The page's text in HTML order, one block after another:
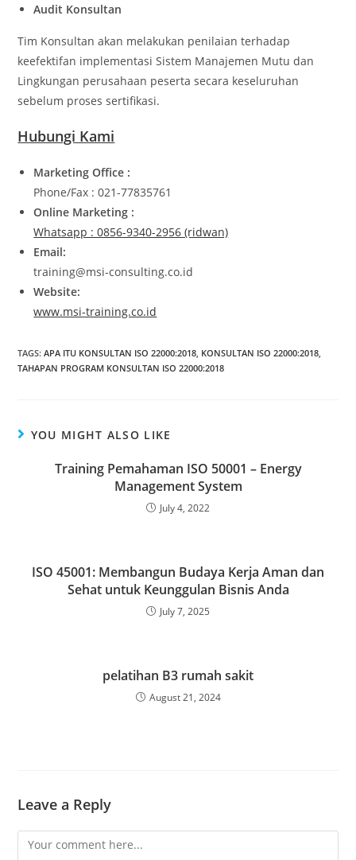
Audit Konsultan
Tim Konsultan akan melakukan penilaian terhadap
keefektifan implementasi Sistem Manajemen Mutu dan
Lingkungan perusahaan peserta secara keseluruhan
sebelum proses sertifikasi.
Hubungi Kami
Marketing Office :
Phone/Fax : 021-77835761
Online Marketing :
Whatsapp : 0856-9340-2956 (ridwan)
Email:
training@msi-consulting.co.id
Website:
www.msi-training.co.id
TAGS:APA ITU KONSULTAN ISO 22000:2018, KONSULTAN ISO 22000:2018,
TAHAPAN PROGRAM KONSULTAN ISO 22000:2018
YOU MIGHT ALSO LIKE
Training Pemahaman ISO 50001 – Energy
Management System
July 4, 2022
ISO 45001: Membangun Budaya Kerja Aman dan
Sehat untuk Keunggulan Bisnis Anda
July 7, 2025
pelatihan B3 rumah sakit
August 21, 2024
Leave a Reply